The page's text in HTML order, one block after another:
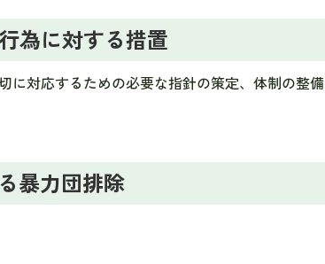
為に対する措置
に対応するための必要な指針の策定、体制の整備
暴力団排除